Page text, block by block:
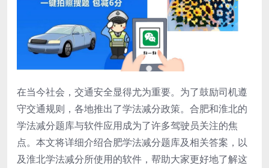
在当今社会，交通安全显得尤为重要。为了鼓励司机遵
守交通规则，各地推出了学法减分政策。合肥和淮北的
学法减分题库与软件应用成为了许多驾驶员关注的焦
点。本文将详细介绍合肥学法减分题库及相关答案，以
及淮北学法减分所使用的软件，帮助大家更好地了解这